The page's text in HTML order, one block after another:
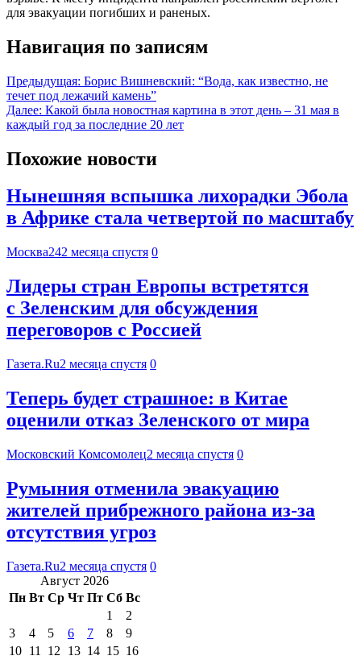
для эвакуации погибших и раненых.
Навигация по записям
Предыдущая: Борис Вишневский: “Вода, как известно, не
течет под лежачий камень”
Далее: Какой была новостная картина в этот день – 31 мая в
каждый год за последние 20 лет
Похожие новости
Нынешняя вспышка лихорадки Эбола
в Африке стала четвертой по масштабу
Москва242 месяца спустя 0
Лидеры стран Европы встретятся
с Зеленским для обсуждения
переговоров с Россией
Газета.Ru2 месяца спустя 0
Теперь будет страшное: в Китае
оценили отказ Зеленского от мира
Московский Комсомолец2 месяца спустя 0
Румыния отменила эвакуацию
жителей прибрежного района из-за
отсутствия угроз
Газета.Ru2 месяца спустя 0
Август 2026
Пн Вт Ср Чт Пт Сб Вс
1
2
3
4 5 6 7 8
9
10 11 12 13 14 15 16